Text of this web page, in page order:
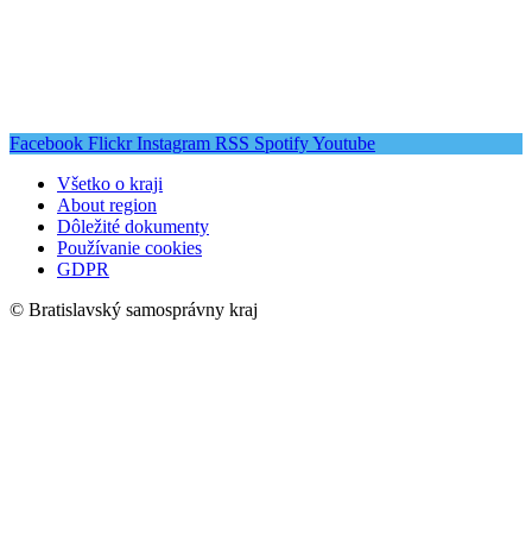
Facebook Flickr Instagram RSS SpotifyYoutube
Všetko o kraji
About region
Dôležité dokumenty
Používanie cookies
GDPR
© Bratislavský samosprávny kraj